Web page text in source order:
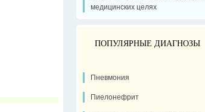
медицинских целях
ПОПУЛЯРНЫЕ ДИАГНОЗЫ
Пневмония
Пиелонефрит